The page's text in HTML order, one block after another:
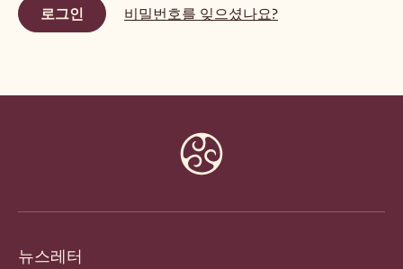
비밀번호를 잊으셨나요?
뉴스레터